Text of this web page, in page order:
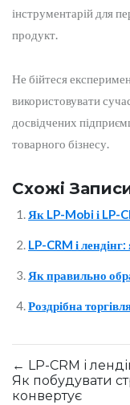
інструментарій для
продукт.
Не бійтеся
використовувати
досвідчених
товарного бізнесу.
Схожі
Як LP-Mobi і LP-
LP-CRM і
Як правильно
Роздрібна
← LP-CRM і
Як побудувати
конвертує